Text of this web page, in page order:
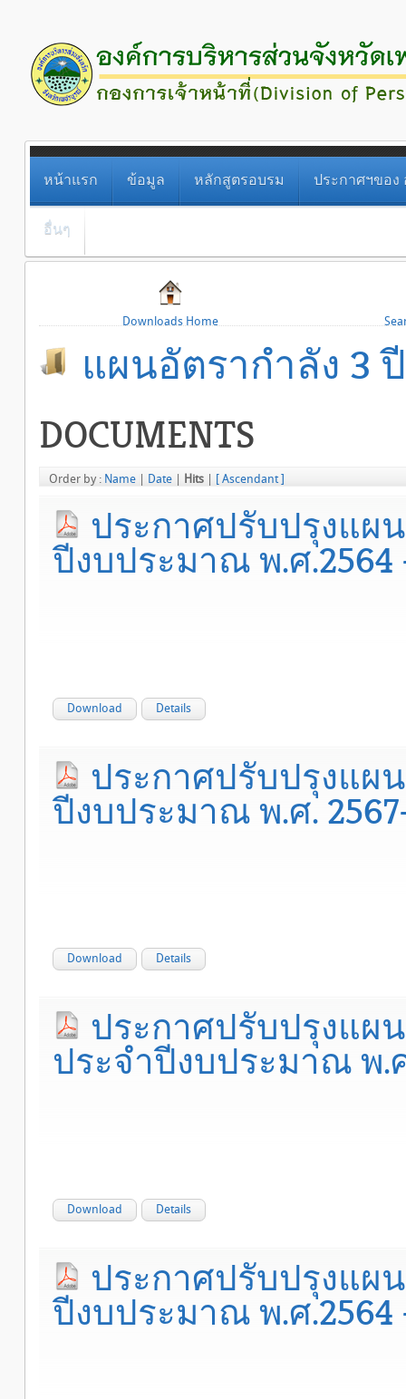
หน้าแรก ข้อมูล หลักสูตรอบรม ประกาศฯของ
อื่นๆ
Downloads Home
แผนอัตรากำลัง 3 ปี
DOCUMENTS
Order by : Name Date Hits [ Ascendant ]
ประกาศปรับปรุงแผ
ปีงบประมาณ พ.ศ.2564
Download Details
ประกาศปรับปรุงแผ
ปีงบประมาณ พ.ศ.
Download Details
ประกาศปรับปรุงแผ
ประจำปีงบประมาณ พ.
Download Details
ประกาศปรับปรุงแผ
ปีงบประมาณ พ.ศ.2564